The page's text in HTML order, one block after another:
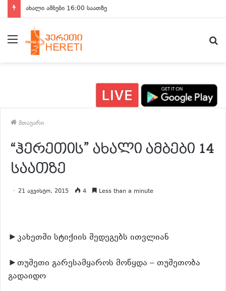
ახალი ამბები 16:00 საათზე
მენიუ
მთავარი
“ჰერეთის” ახალი ამბები 14
საათზე
21 აგვისტო, 2015 4 Less than a minute
►კახეთში სტიქიის შედეგებს ითვლიან
►თუშეთი გარესამყაროს მოწყდა – თუშეთობა
გადაიდო